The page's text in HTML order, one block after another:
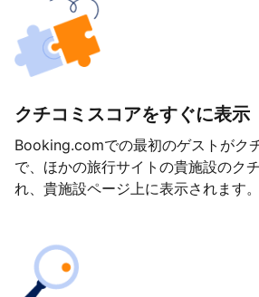
クチコミスコアをすぐに表示
Booking.comでの最初のゲストがク
で、ほかの旅行サイトの貴施設のク
れ、貴施設ページ上に表示されます。